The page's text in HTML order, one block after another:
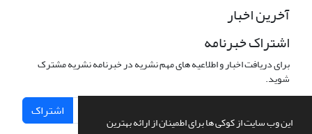
این وب سایت از کوکی ها برای اطمینان از ارائه بهترین
آخرین اخبار
اشتراک خبرنامه
برای دریافت اخبار و اطلاعیه های مهم نشریه در خبرنامه نشریه مشترک
شوید.
اشتراک